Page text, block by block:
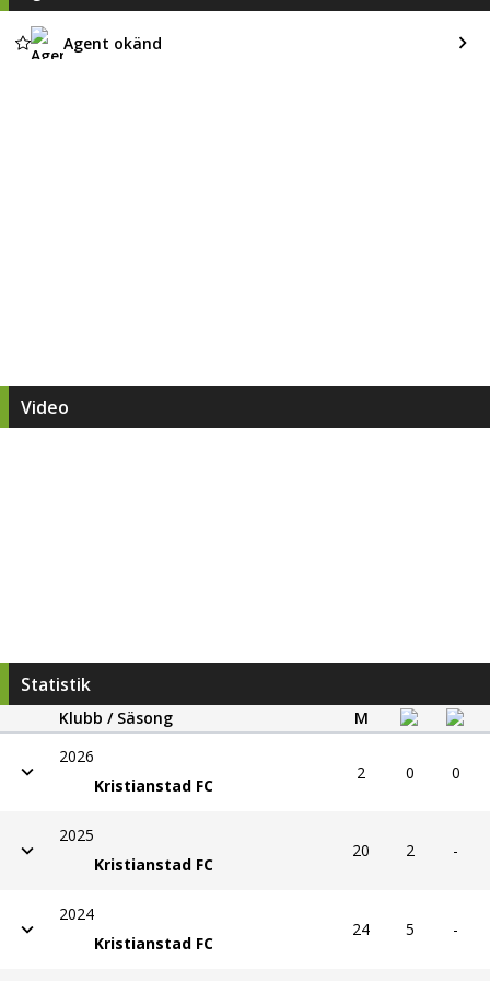
Agent okänd
Video
Statistik
Klubb / Säsong
M
2026
Kristianstad FC
2 0 0
2025
Kristianstad FC
20 2 -
2024
Kristianstad FC
24 5 -